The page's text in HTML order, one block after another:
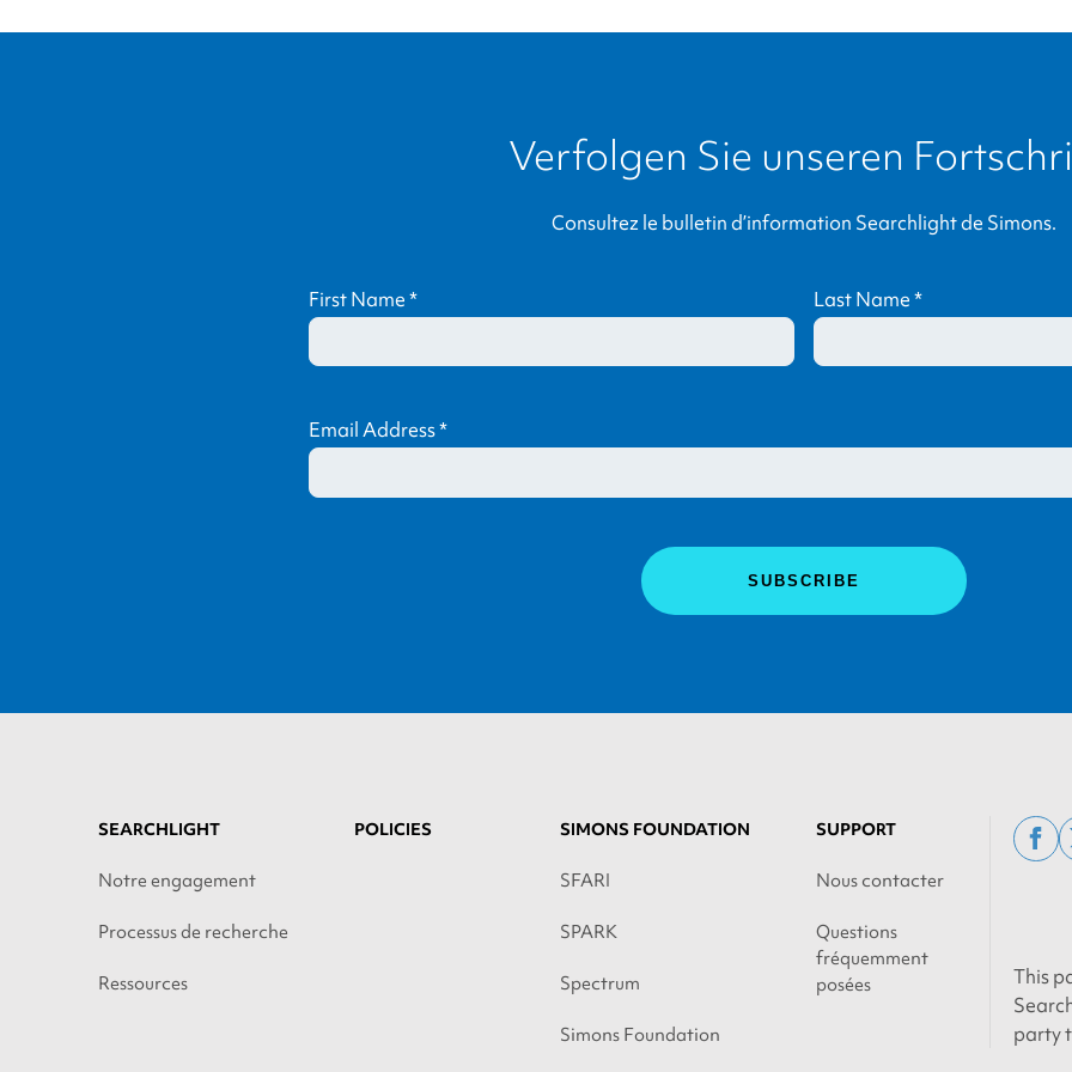
Verfolgen Sie unseren
Consultez le bulletin d’information Searchlight de Simons.
First Name* Last Name*
Email Address*
SEARCHLIGHT
Notre engagement
Processus de recherche
Ressources
POLICIES SIMONS FOUNDATION
SFARI
SPARK
Spectrum
Simons Foundation
SUPPORT
Nous contacter
Questions
fréquemment
posées
This
party